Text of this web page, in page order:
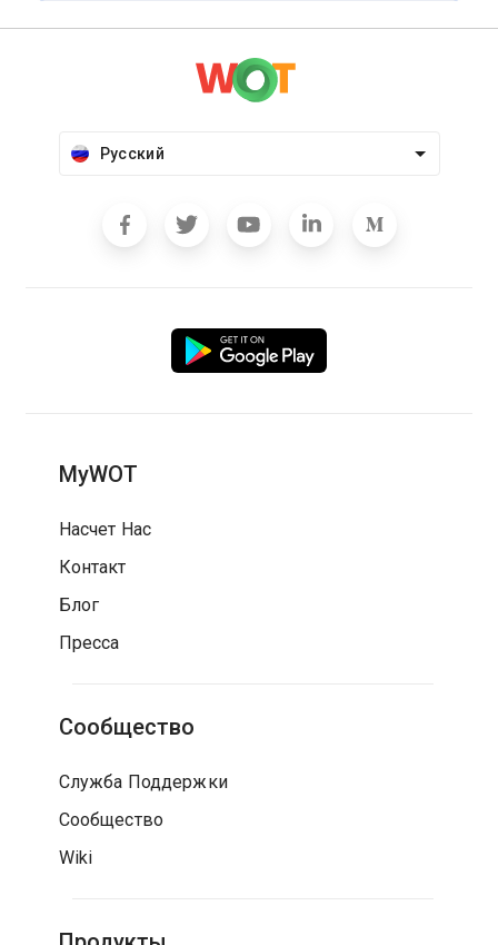
Русский
MyWOT
Насчет Нас
Контакт
Блог
Пресса
Сообщество
Служба Поддержки
Сообщество
Wiki